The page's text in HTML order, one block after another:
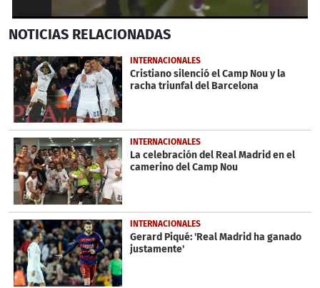
seconds
59
seconds
NOTICIAS RELACIONADAS
INTERNACIONALES
Cristiano silenció el Camp Nou y la
racha triunfal del Barcelona
INTERNACIONALES
La celebración del Real Madrid en el
camerino del Camp Nou
INTERNACIONALES
Gerard Piqué: 'Real Madrid ha ganado
justamente'